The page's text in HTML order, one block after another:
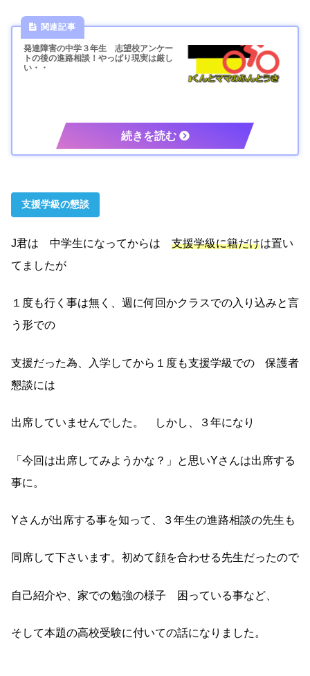
発達障害の中学３年生 志望校アンケー
トの後の進路相談！やっぱり現実は厳し
い・・
支援学級の懇談
J君は 中学生になってからは 支援学級に籍だけは置い
てましたが
１度も行く事は無く、週に何回かクラスでの入り込みと言
う形での
支援だった為、入学してから１度も支援学級での 保護者
懇談には
出席していませんでした。 しかし、３年になり
「今回は出席してみようかな？」と思いYさんは出席する
事に。
Yさんが出席する事を知って、３年生の進路相談の先生も
同席して下さいます。初めて顔を合わせる先生だったので
自己紹介や、家での勉強の様子 困っている事など、
そして本題の高校受験に付いての話になりました。